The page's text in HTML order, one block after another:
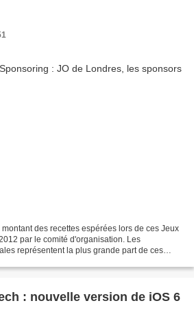
des recettes espérées lors de ces Jeux
par le comité d'organisation. Les
représentent la plus grande part de ces
: nouvelle version de iOS 6